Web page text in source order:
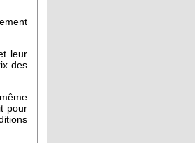
leur
des
pour